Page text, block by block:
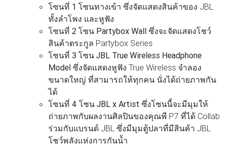
โซนที่ 1 โซนทางเข้า ซึ่งจัดแสดงสินค้าของ JBL
ทั้งลำโพง และหูฟัง
โซนที่ 2 โซน Partybox Wall ซึ่งจะจัดแสดงโชว์
สินค้าตระกูล Partybox Series
โซนที่ 3 โซน JBL True Wireless Headphone
Model ซึ่งจัดแสดงหูฟัง True Wireless จำลอง
ขนาดใหญ่ ที่สามารถให้ทุกคน นั่งได้ถ่ายภาพกัน
ได้
โซนที่ 4 โซน JBL x Artist ซึ่งโซนนี้จะมีมุมให้
ถ่ายภาพกับผลงานศิลปินของคุณพี P7 ที่ได้ Collab
ร่วมกับแบรนด์ JBL ซึ่งมีมุมตู้ปลาที่มีสินค้า JBL
โชว์พลังแห่งการกันน้ำ